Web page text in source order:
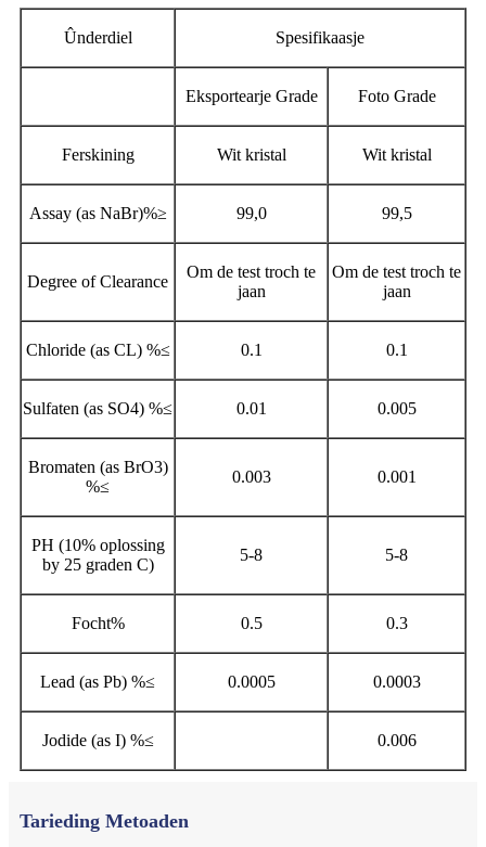
Ûnderdiel Spesifikaasje
Eksportearje Grade Foto Grade
Ferskining Wit kristal Wit kristal
Assay (as NaBr)%≥ 99,0 99,5
Degree of Clearance
Om de test troch te
jaan
Om de test troch te
jaan
Chloride (as CL) %≤ 0.1 0.1
Sulfaten (as SO4) %≤ 0.01 0.005
Bromaten (as BrO3)
%≤
0.003 0.001
PH (10% oplossing
by 25 graden C)
5-8 5-8
Focht% 0.5 0.3
Lead (as Pb) %≤ 0.0005 0.0003
Jodide (as I) %≤ 0.006
Tarieding Metoaden